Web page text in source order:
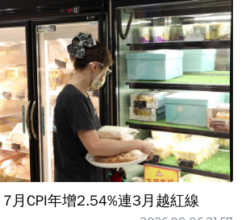
月CPI年增2.54%連3月越紅線